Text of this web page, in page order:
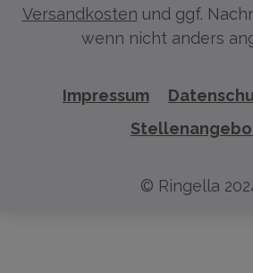
Versandkosten und ggf.
wenn nicht anders
Impressum
© Ringella